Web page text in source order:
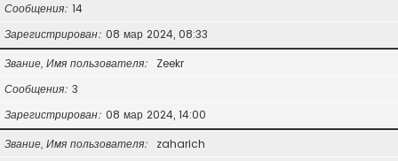
Сообщения 14
Зарегистрирован 08 мар 2024, 08:33
Звание, Имя пользователя
Zeekr
Сообщения 3
Зарегистрирован 08 мар 2024, 14:00
Звание, Имя пользователя
zaharich